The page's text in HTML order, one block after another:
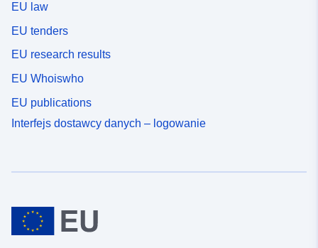
EU law
EU tenders
EU research results
EU Whoiswho
EU publications
Interfejs dostawcy danych – logowanie